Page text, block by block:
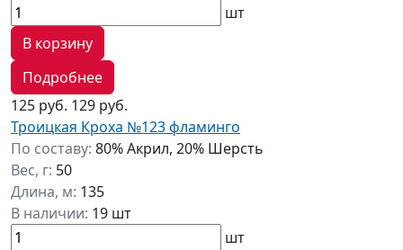
шт
В корзину
Подробнее
125 руб. 129 руб.
Троицкая Кроха №123 фламинго
По составу: 80% Акрил, 20% Шерсть
Вес, г: 50
Длина, м: 135
В наличии: 19 шт
шт